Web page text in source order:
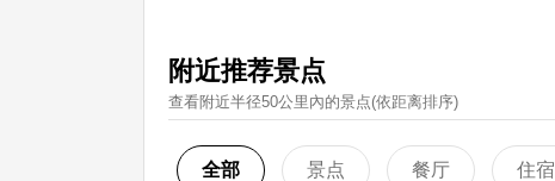
附近推荐景点
查看附近半径50公里內的景点(依距离排序)
全部 景点 餐厅 住宿